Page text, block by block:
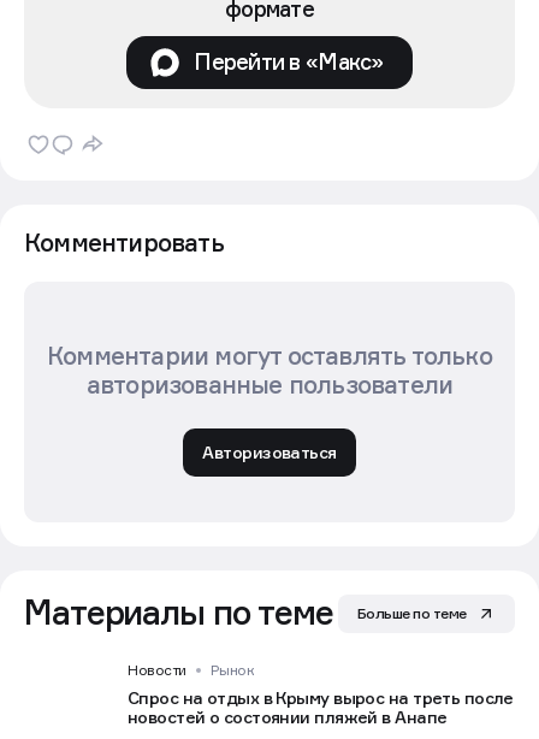
формате
Перейти в «Макс»
Комментировать
Комментарии могут оставлять только
авторизованные пользователи
Авторизоваться
Материалы по теме Больше по теме
Новости Рынок
Спрос на отдых в Крыму вырос на треть после
новостей о состоянии пляжей в Анапе